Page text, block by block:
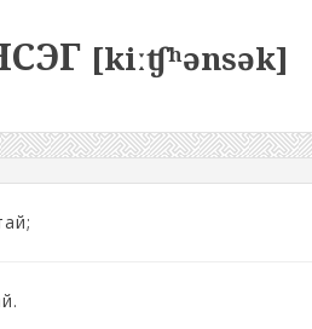
[kiːʧʰənsək]